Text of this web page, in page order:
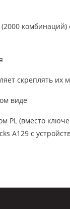
скреплять их
виде
PL (вместо
A129 с